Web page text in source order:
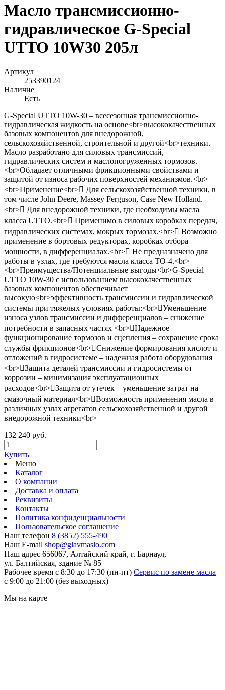
Масло трансмиссионно-
гидравлическое G-Special
UTTO 10W30 205л
Артикул
253390124
Наличие
Есть
G-Special UTTO 10W-30 – всесезонная трансмиссионно-
гидравлическая жидкость на основе<br>высококачественных
базовых компонентов для внедорожной,
сельскохозяйственной, строительной и другой<br>техники.
Масло разработано для силовых трансмиссий,
гидравлических систем и маслопогруженных тормозов.
<br>Обладает отличными фрикционными свойствами и
защитой от износа рабочих поверхностей механизмов.<br>
<br>Применение<br> Для сельскохозяйственной техники, в
том числе John Deere, Massey Ferguson, Case New Holland.
<br> Для внедорожной техники, где необходимы масла
класса UTTO.<br> Применимо в силовых коробках передач,
гидравлических системах, мокрых тормозах.<br> Возможно
применение в бортовых редукторах, коробках отбора
мощности, в дифференциалах.<br> Не предназначено для
работы в узлах, где требуются масла класса TO-4.<br>
<br>Преимущества/Потенциальные выгоды<br>G-Special
UTTO 10W-30 с использованием высококачественных
базовых компонентов обеспечивает
высокую<br>эффективность трансмиссии и гидравлической
системы при тяжелых условиях работы:<br>Уменьшение
износа узлов трансмиссии и дифференциалов – снижение
потребности в запасных частях <br>Надежное
функционирование тормозов и сцепления – сохранение срока
службы фрикционов<br>Снижение формирования кислот и
отложений в гидросистеме – надежная работа оборудования
<br>Защита деталей трансмиссии и гидросистемы от
коррозии – минимизация эксплуатационных
расходов<br>Защита от утечек – уменьшение затрат на
смазочный материал<br>Возможность применения масла в
различных узлах агрегатов сельскохозяйственной и другой
внедорожной техники<br>
132 240 руб.
Купить
Меню
Каталог
О компании
Доставка и оплата
Реквизиты
Контакты
Политика конфиденциальности
Пользовательское соглашение
Наш телефон 8 (3852) 555-490
Наш E-mail shop@glavmaslo.com
Наш адрес 656067, Алтайский край, г. Барнаул,
ул. Балтийская, здание № 85
Рабочее время с 8:30 до 17:30 (пн-пт) Сервис по замене масла
с 9:00 до 21:00 (без выходных)
Мы на карте